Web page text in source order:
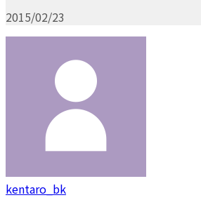
2015/02/23
kentaro_bk